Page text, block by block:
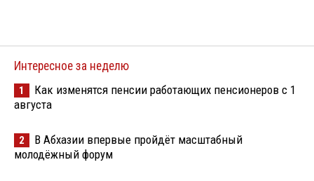
Интересное за неделю
1
Как изменятся пенсии работающих пенсионеров с 1
августа
2
В Абхазии впервые пройдёт масштабный
молодёжный форум